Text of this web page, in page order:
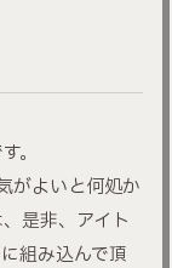
。
がよいと何処か
是非、アイト
組み込んで頂